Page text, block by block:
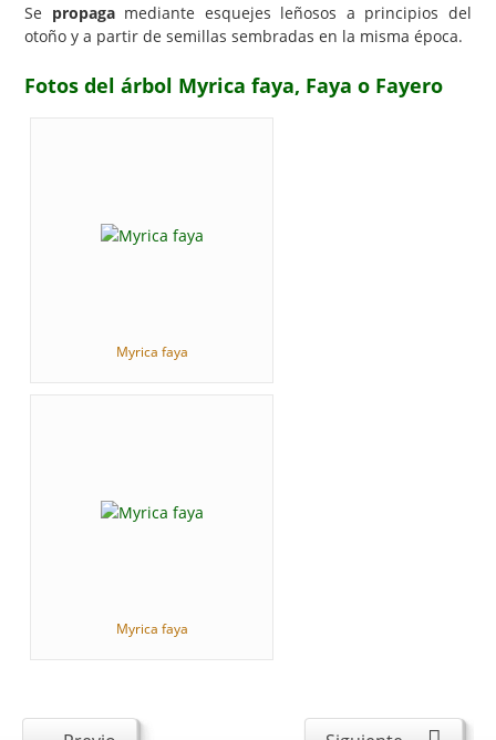
Se propagamediante esquejes leñosos a principios del
otoño y a partir de semillas sembradas en la misma época.
Fotos del árbol Myrica faya, Faya o Fayero
Myrica faya
Myrica faya